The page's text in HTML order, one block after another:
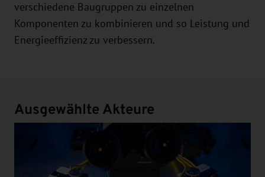
verschiedene Baugruppen zu einzelnen
Komponenten zu kombinieren und so Leistung und
Energieeffizienz zu verbessern.
Ausgewählte Akteure